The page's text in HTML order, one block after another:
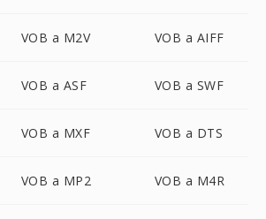
VOB a M2V VOB a AIFF
VOB a ASF VOB a SWF
VOB a MXF VOB a DTS
VOB a MP2 VOB a M4R